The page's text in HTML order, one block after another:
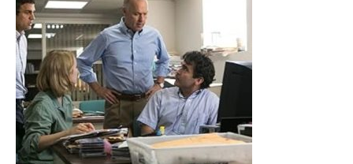
Orang Terkaya Termuda di Usia 19 Tahun, Ini Asal
LBH Surabaya Laporkan Kembali Tragedi Kanjuruhan
Pilkada Pernah Larang Dinasti, Tapi Dihentikan MK
Ketua Umum IMI Percaya MotoGP 2025 Bawa
Tabel Lemak Tubuh Pria dan Wanita, Apakah Kamu